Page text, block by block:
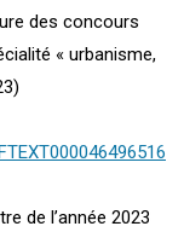
des concours
« urbanisme,
de l’année 2023